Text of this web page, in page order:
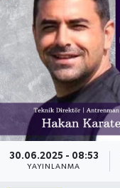
30.06.2025 - 08:53
YAYINLANMA
Gündem
Haberde İnsan
Kültür-Sanat
Magazin